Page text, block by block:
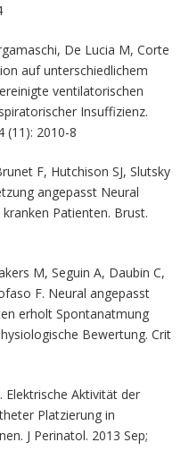
De Lucia M, Corte
auf unterschiedlichem
ventilatorischen
Insuffizienz.
(11): 2010-8
F, Hutchison SJ, Slutsky
angepasst Neural
Patienten. Brust.
M, Seguin A, Daubin C,
F. Neural angepasst
erholt Spontanatmung
Bewertung. Crit
Elektrische Aktivität der
Platzierung in
J Perinatol. 2013 Sep;